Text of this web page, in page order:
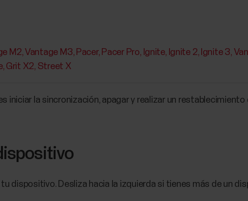
M2 Vantage M3 Pacer Pacer Pro Ignite Ignite 2 Ignite 3
Grit X2 Street X
iniciar la sincronización, apagar y realizar un restablecimiento
tu dispositivo. Desliza hacia la izquierda si tienes más de un